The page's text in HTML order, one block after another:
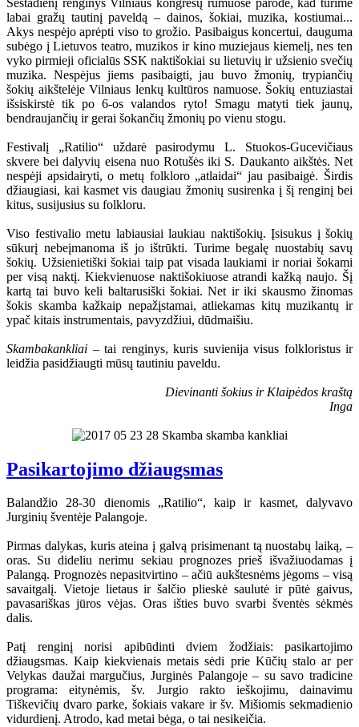
labai gražų tautinį paveldą – dainos, šokiai, muzika, kostiumai...
Akys nespėjo aprėpti viso to grožio. Pasibaigus koncertui, dauguma
subėgo į Lietuvos teatro, muzikos ir kino muziejaus kiemelį, nes ten
vyko pirmieji oficialūs SSK naktišokiai su lietuvių ir užsienio svečių
muzika. Nespėjus jiems pasibaigti, jau buvo žmonių, trypiančių
šokių aikštelėje Vilniaus lenkų kultūros namuose. Šokių entuziastai
išsiskirstė tik po 6-os valandos ryto! Smagu matyti tiek jaunų,
bendraujančių ir gerai šokančių žmonių po vienu stogu.
Festivalį „Ratilio“ uždarė pasirodymu L. Stuokos-Gucevičiaus
skvere bei dalyvių eisena nuo Rotušės iki S. Daukanto aikštės. Net
nespėji apsidairyti, o metų folkloro „atlaidai“ jau pasibaigė. Širdis
džiaugiasi, kai kasmet vis daugiau žmonių susirenka į šį renginį bei
kitus, susijusius su folkloru.
Viso festivalio metu labiausiai laukiau naktišokių. Įsisukus į šokių
sūkurį nebeįmanoma iš jo ištrūkti. Turime begalę nuostabių savų
šokių. Užsienietiški šokiai taip pat visada laukiami ir noriai šokami
per visą naktį. Kiekvienuose naktišokiuose atrandi kažką naujo. Šį
kartą tai buvo keli baltarusiški šokiai. Net ir iki skausmo žinomas
šokis skamba kažkaip nepažįstamai, atliekamas kitų muzikantų ir
ypač kitais instrumentais, pavyzdžiui, dūdmaišiu.
Skambakankliai – tai renginys, kuris suvienija visus folkloristus ir
leidžia pasidžiaugti mūsų tautiniu paveldu.
Dievinanti šokius ir Klaipėdos kraštą
Inga
Pasikartojimo džiaugsmas
Balandžio 28-30 dienomis „Ratilio“, kaip ir kasmet, dalyvavo
Jurginių šventėje Palangoje.
Pirmas dalykas, kuris ateina į galvą prisimenant tą nuostabų laiką, –
oras. Su dideliu nerimu sekiau prognozes prieš išvažiuodamas į
Palangą. Prognozės nepasitvirtino – ačiū aukštesnėms jėgoms – visą
savaitgalį. Vietoje lietaus ir šalčio plieskė saulutė ir pūtė gaivus,
pavasariškas jūros vėjas. Oras išties buvo svarbi šventės sėkmės
dalis.
Patį renginį norisi apibūdinti dviem žodžiais: pasikartojimo
džiaugsmas. Kaip kiekvienais metais sėdi prie Kūčių stalo ar per
Velykas daužai margučius, Jurginės Palangoje – su savo tradicine
programa: eitynėmis, šv. Jurgio rakto ieškojimu, dainavimu
Tiškevičių dvaro parke, šokiais vakare ir šv. Mišiomis sekmadienio
vidurdienį. Atrodo, kad metai bėga, o tai nesikeičia.